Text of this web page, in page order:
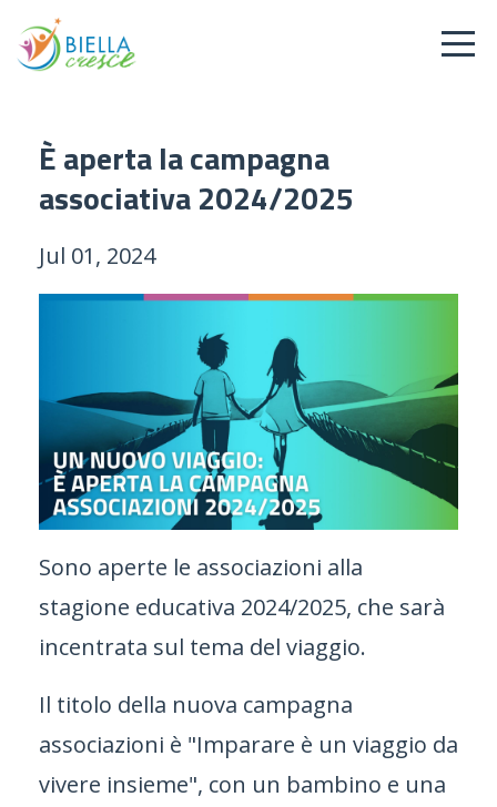
È aperta la campagna
associativa 2024/2025
Jul 01, 2024
Sono aperte le associazioni alla
stagione educativa 2024/2025, che sarà
incentrata sul tema del viaggio.
Il titolo della nuova campagna
associazioni è "Imparare è un viaggio da
vivere insieme", con un bambino e una